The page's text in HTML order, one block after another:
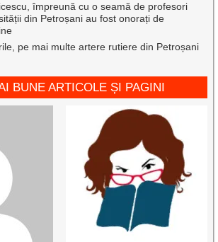
împreună cu o seamă de profesori
din Petroșani au fost onorați de
pe mai multe artere rutiere din Petroșani
BUNE ARTICOLE ȘI PAGINI